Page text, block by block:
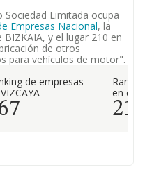
Sociedad Limitada ocupa
Empresas Nacional, la
y el lugar 210 en
de otros
para vehículos de motor".
de empresas
en el
210